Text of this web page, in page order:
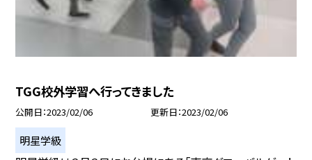
TGG校外学習へ行ってきました
公開日 2023/02/06 更新日 2023/02/06
明星学級